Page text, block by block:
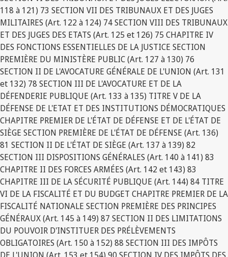
118 à 121) 73 SECTION VII DES TRIBUNAUX ET DES JUGES
MILITAIRES (Art. 122 à 124) 74 SECTION VIII DES TRIBUNAUX
ET DES JUGES DES ETATS (Art. 125 et 126) 75 CHAPITRE IV
DES FONCTIONS ESSENTIELLES DE LA JUSTICE SECTION
PREMIÈRE DU MINISTÈRE PUBLIC (Art. 127 à 130) 76
SECTION II DE L'AVOCATURE GÉNÉRALE DE L'UNION (Art. 131
et 132) 78 SECTION III DE L'AVOCATURE ET DE LA
DÉFENDERIE PUBLIQUE (Art. 133 à 135) TITRE V DE LA
DÉFENSE DE L'ETAT ET DES INSTITUTIONS DÉMOCRATIQUES
CHAPITRE PREMIER DE L'ÉTAT DE DÉFENSE ET DE L'ÉTAT DE
SIÈGE SECTION PREMIÈRE DE L'ÉTAT DE DÉFENSE (Art. 136)
81 SECTION II DE L'ÉTAT DE SIÈGE (Art. 137 à 139) 82
SECTION III DISPOSITIONS GÉNÉRALES (Art. 140 à 141) 83
CHAPITRE II DES FORCES ARMÉES (Art. 142 et 143) 83
CHAPITRE III DE LA SÉCURITÉ PUBLIQUE (Art. 144) 84 TITRE
VI DE LA FISCALITÉ ET DU BUDGET CHAPITRE PREMIER DE LA
FISCALITÉ NATIONALE SECTION PREMIÈRE DES PRINCIPES
GÉNÉRAUX (Art. 145 à 149) 87 SECTION II DES LIMITATIONS
DU POUVOIR D'INSTITUER DES PRÉLÈVEMENTS
OBLIGATOIRES (Art. 150 à 152) 88 SECTION III DES IMPÔTS